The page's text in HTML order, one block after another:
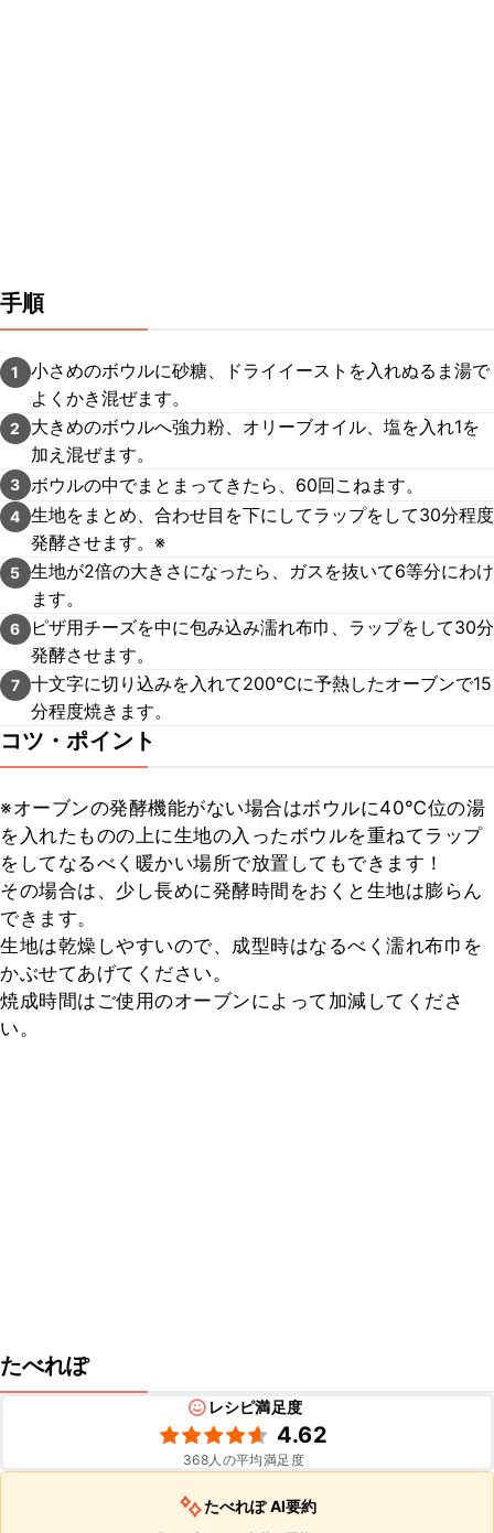
手順
1
小さめのボウルに砂糖、ドライイーストを入れぬるま湯で
よくかき混ぜます。
2
大きめのボウルへ強力粉、オリーブオイル、塩を入れ1を
加え混ぜます。
3 ボウルの中でまとまってきたら、60回こねます。
4 生地をまとめ、合わせ目を下にしてラップをして30分程度
発酵させます。※
5 生地が2倍の大きさになったら、ガスを抜いて6等分にわけ
ます。
6
ピザ用チーズを中に包み込み濡れ布巾、ラップをして30分
発酵させます。
7 十文字に切り込みを入れて200℃に予熱したオーブンで15
分程度焼きます。
コツ・ポイント
※オーブンの発酵機能がない場合はボウルに40℃位の湯
を入れたものの上に生地の入ったボウルを重ねてラップ
をしてなるべく暖かい場所で放置してもできます！
その場合は、少し長めに発酵時間をおくと生地は膨らん
できます。
生地は乾燥しやすいので、成型時はなるべく濡れ布巾を
かぶせてあげてください。
焼成時間はご使用のオーブンによって加減してくださ
い。
たべれぽ
レシピ満足度
4.62
368人の平均満足度
たべれぽ AI要約